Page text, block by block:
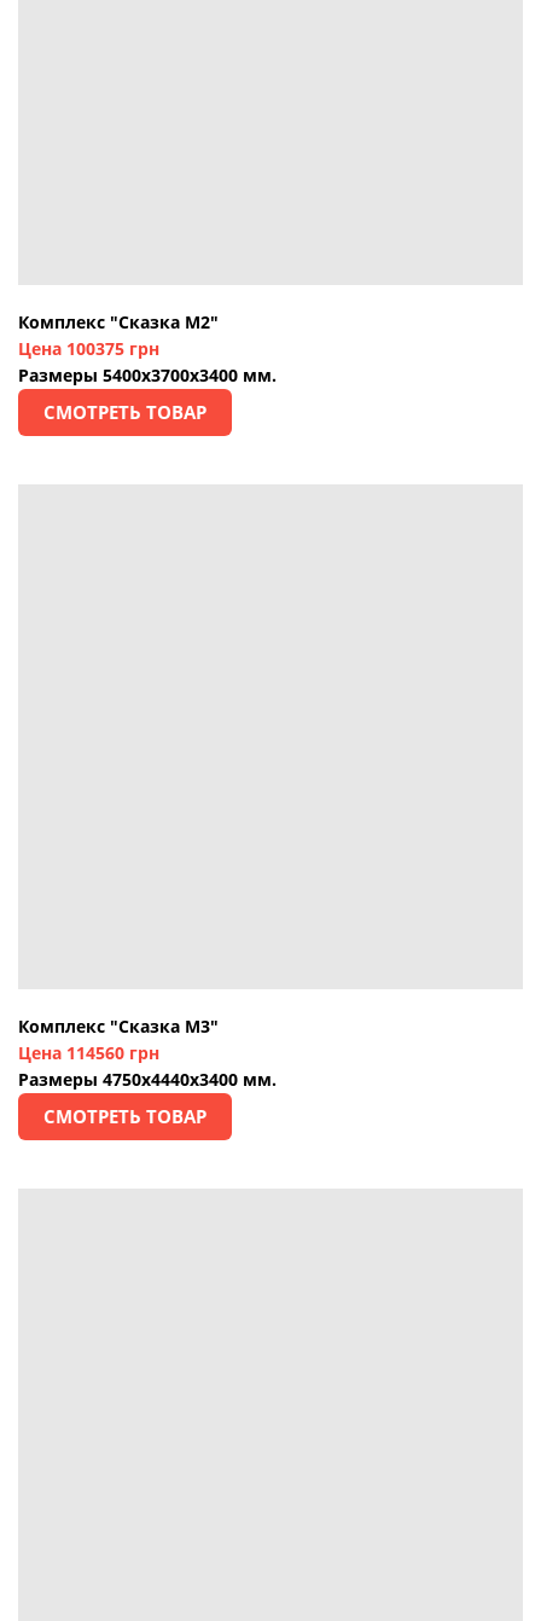
Комплекс "Сказка М2"
Цена 100375 грн
Размеры 5400х3700х3400 мм.
СМОТРЕТЬ ТОВАР
Комплекс "Сказка М3"
Цена 114560 грн
Размеры 4750х4440х3400 мм.
СМОТРЕТЬ ТОВАР